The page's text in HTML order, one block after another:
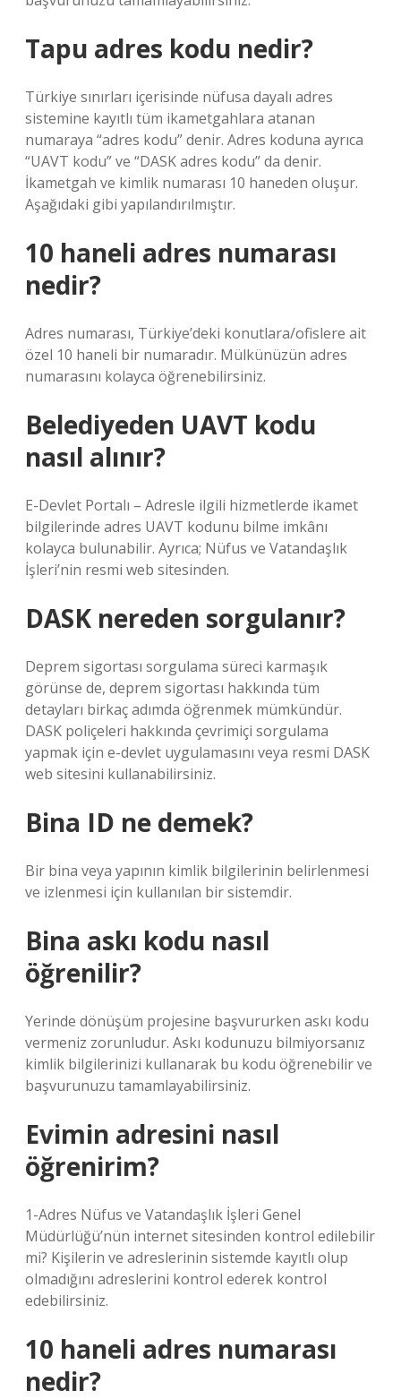
Tapu adres kodu nedir?
Türkiye sınırları içerisinde nüfusa dayalı adres
sistemine kayıtlı tüm ikametgahlara atanan
numaraya “adres kodu” denir. Adres koduna ayrıca
“UAVT kodu” ve “DASK adres kodu” da denir.
İkametgah ve kimlik numarası 10 haneden oluşur.
Aşağıdaki gibi yapılandırılmıştır.
10 haneli adres numarası
nedir?
Adres numarası, Türkiye’deki konutlara/ofislere ait
özel 10 haneli bir numaradır. Mülkünüzün adres
numarasını kolayca öğrenebilirsiniz.
Belediyeden UAVT kodu
nasıl alınır?
E-Devlet Portalı – Adresle ilgili hizmetlerde ikamet
bilgilerinde adres UAVT kodunu bilme imkânı
kolayca bulunabilir. Ayrıca; Nüfus ve Vatandaşlık
İşleri’nin resmi web sitesinden.
DASK nereden sorgulanır?
Deprem sigortası sorgulama süreci karmaşık
görünse de, deprem sigortası hakkında tüm
detayları birkaç adımda öğrenmek mümkündür.
DASK poliçeleri hakkında çevrimiçi sorgulama
yapmak için e-devlet uygulamasını veya resmi DASK
web sitesini kullanabilirsiniz.
Bina ID ne demek?
Bir bina veya yapının kimlik bilgilerinin belirlenmesi
ve izlenmesi için kullanılan bir sistemdir.
Bina askı kodu nasıl
öğrenilir?
Yerinde dönüşüm projesine başvururken askı kodu
vermeniz zorunludur. Askı kodunuzu bilmiyorsanız
kimlik bilgilerinizi kullanarak bu kodu öğrenebilir ve
başvurunuzu tamamlayabilirsiniz.
Evimin adresini nasıl
öğrenirim?
1-Adres Nüfus ve Vatandaşlık İşleri Genel
Müdürlüğü’nün internet sitesinden kontrol edilebilir
mi? Kişilerin ve adreslerinin sistemde kayıtlı olup
olmadığını adreslerini kontrol ederek kontrol
edebilirsiniz.
10 haneli adres numarası
nedir?